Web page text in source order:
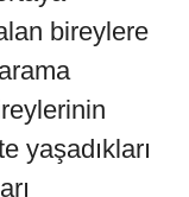
bireylere
yaşadıkları